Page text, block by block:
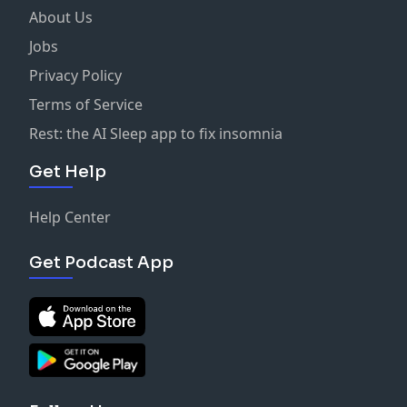
About Us
Jobs
Privacy Policy
Terms of Service
Rest: the AI Sleep app to fix insomnia
Get Help
Help Center
Get Podcast App